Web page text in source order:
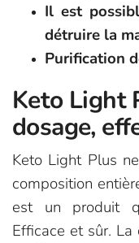
Il est
détruire la
Purification
Keto Light
dosage,
Keto Light Plus
composition
est un produit
Efficace et sûr.